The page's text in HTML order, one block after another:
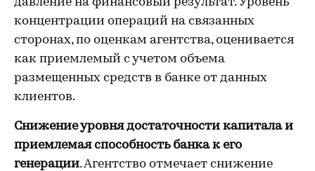
концентрации операций на связанных
сторонах, по оценкам агентства, оценивается
как приемлемый с учетом объема
размещенных средств в банке от данных
клиентов.
Снижение уровня достаточности капитала и
приемлемая способность банка к его
генерации. Агентство отмечает снижение